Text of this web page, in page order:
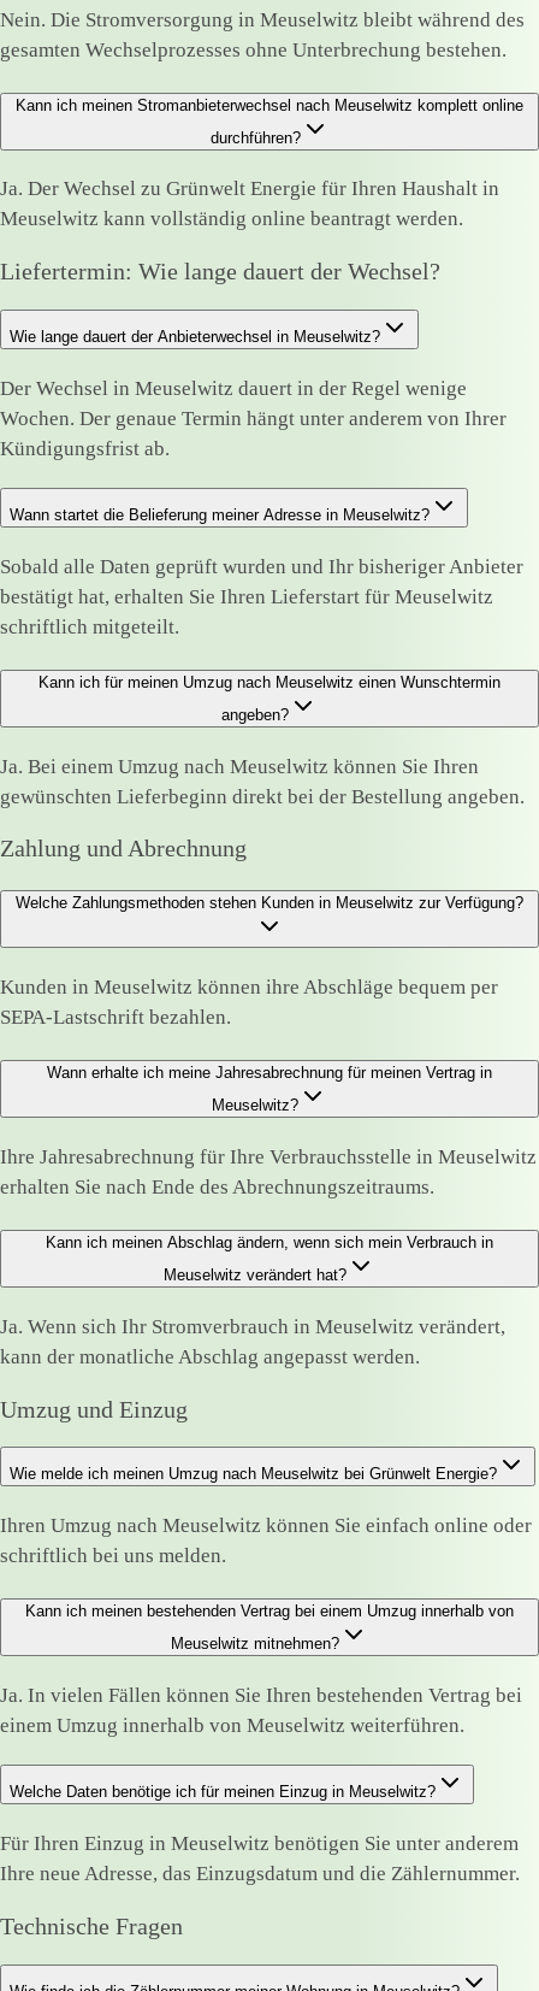
Nein. Die Stromversorgung in Meuselwitz bleibt während des
gesamten Wechselprozesses ohne Unterbrechung bestehen.
Kann ich meinen Stromanbieterwechsel nach Meuselwitz komplett online
durchführen?
Ja. Der Wechsel zu Grünwelt Energie für Ihren Haushalt in
Meuselwitz kann vollständig online beantragt werden.
Liefertermin: Wie lange dauert der Wechsel?
Wie lange dauert der Anbieterwechsel in Meuselwitz?
Der Wechsel in Meuselwitz dauert in der Regel wenige
Wochen. Der genaue Termin hängt unter anderem von Ihrer
Kündigungsfrist ab.
Wann startet die Belieferung meiner Adresse in Meuselwitz?
Sobald alle Daten geprüft wurden und Ihr bisheriger Anbieter
bestätigt hat, erhalten Sie Ihren Lieferstart für Meuselwitz
schriftlich mitgeteilt.
Kann ich für meinen Umzug nach Meuselwitz einen Wunschtermin
angeben?
Ja. Bei einem Umzug nach Meuselwitz können Sie Ihren
gewünschten Lieferbeginn direkt bei der Bestellung angeben.
Zahlung und Abrechnung
Welche Zahlungsmethoden stehen Kunden in Meuselwitz zur Verfügung?
Kunden in Meuselwitz können ihre Abschläge bequem per
SEPA-Lastschrift bezahlen.
Wann erhalte ich meine Jahresabrechnung für meinen Vertrag in
Meuselwitz?
Ihre Jahresabrechnung für Ihre Verbrauchsstelle in Meuselwitz
erhalten Sie nach Ende des Abrechnungszeitraums.
Kann ich meinen Abschlag ändern, wenn sich mein Verbrauch in
Meuselwitz verändert hat?
Ja. Wenn sich Ihr Stromverbrauch in Meuselwitz verändert,
kann der monatliche Abschlag angepasst werden.
Umzug und Einzug
Wie melde ich meinen Umzug nach Meuselwitz bei Grünwelt Energie?
Ihren Umzug nach Meuselwitz können Sie einfach online oder
schriftlich bei uns melden.
Kann ich meinen bestehenden Vertrag bei einem Umzug innerhalb von
Meuselwitz mitnehmen?
Ja. In vielen Fällen können Sie Ihren bestehenden Vertrag bei
einem Umzug innerhalb von Meuselwitz weiterführen.
Welche Daten benötige ich für meinen Einzug in Meuselwitz?
Für Ihren Einzug in Meuselwitz benötigen Sie unter anderem
Ihre neue Adresse, das Einzugsdatum und die Zählernummer.
Technische Fragen